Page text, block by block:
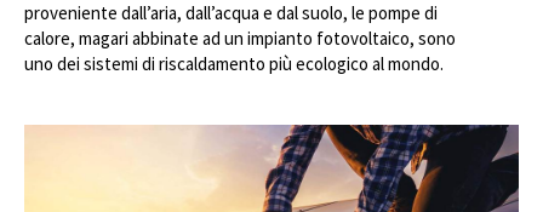
proveniente dall’aria, dall’acqua e dal suolo, le pompe di
calore, magari abbinate ad un impianto fotovoltaico, sono
uno dei sistemi di riscaldamento più ecologico al mondo.